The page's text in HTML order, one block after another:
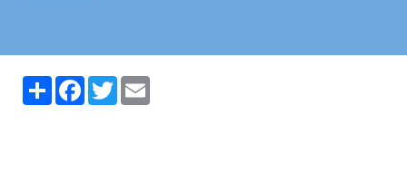
PartagerFacebook
Twitter